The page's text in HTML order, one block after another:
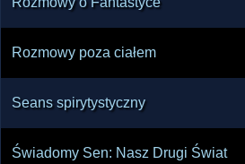
Rozmowy poza ciałem
Seans spirytystyczny
Świadomy Sen: Nasz Drugi Świat